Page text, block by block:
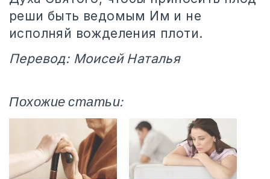
реши быть ведомым Им и не
исполняй вожделения плоти.
Перевод: Моисей Наталья
Похожие статьи: